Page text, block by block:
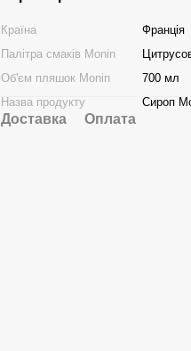
Країна
Франція
Палітра смаків Monin
Об'єм пляшок Monin
700 мл
Назва продукту
Сироп
Доставка Оплата